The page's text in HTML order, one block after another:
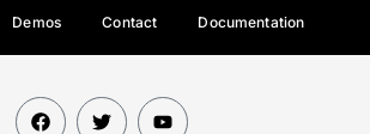
Demos Contact Documentation